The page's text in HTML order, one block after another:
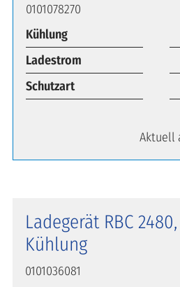
0101078270
Kühlung
Ladestrom
Schutzart
Aktuell
Ladegerät RBC
Kühlung
0101036081